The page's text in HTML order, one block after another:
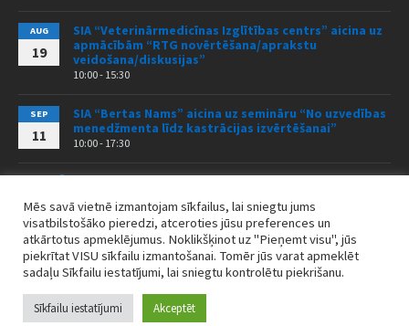
AUG
19
SIA “Veterinārmedicīnas Izglītības centrs” aicina uz
apmācībām “RTG novērtēšana/aprakstu
veidošana/diskusijas”
10:00 - 15:30
SEP
11
SIA “Bertas Nams” aicina uz semināru “No uzvedības
menedžmenta līdz kastrācijas izvērtēšanai”
10:00 - 17:30
VISI PASĀKUMI
Sīkdatņu politika Jaunumi
© 2026 LVB / DESIGN BY
Mēs savā vietnē izmantojam sīkfailus, lai sniegtu jums
visatbilstošāko pieredzi, atceroties jūsu preferences un
atkārtotus apmeklējumus. Noklikšķinot uz "Pieņemt visu", jūs
piekrītat VISU sīkfailu izmantošanai. Tomēr jūs varat apmeklēt
sadaļu Sīkfailu iestatījumi, lai sniegtu kontrolētu piekrišanu.
Sīkfailu iestatījumi Akceptēt